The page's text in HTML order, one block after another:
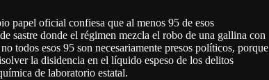
papel oficial confiesa que al menos 95 de esos
sastre donde el régimen mezcla el robo de una gallina con
todos esos 95 son necesariamente presos políticos, porque
la disidencia en el líquido espeso de los delitos
de laboratorio estatal.